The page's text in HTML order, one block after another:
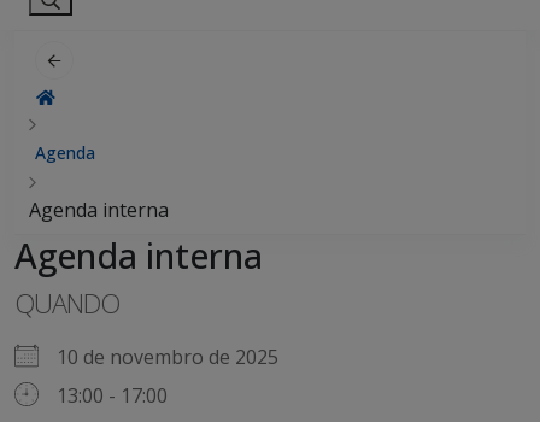
Agenda
Agenda interna
Agenda interna
QUANDO
10 de novembro de 2025
13:00 - 17:00